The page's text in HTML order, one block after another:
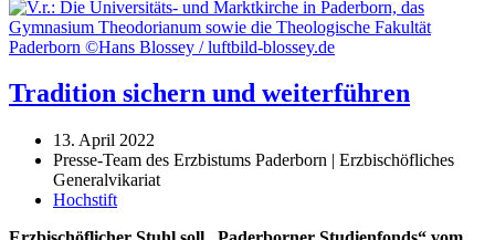
Tradition sichern und weiterführen
13. April 2022
Presse-Team des Erzbistums Paderborn | Erzbischöfliches
Generalvikariat
Hochstift